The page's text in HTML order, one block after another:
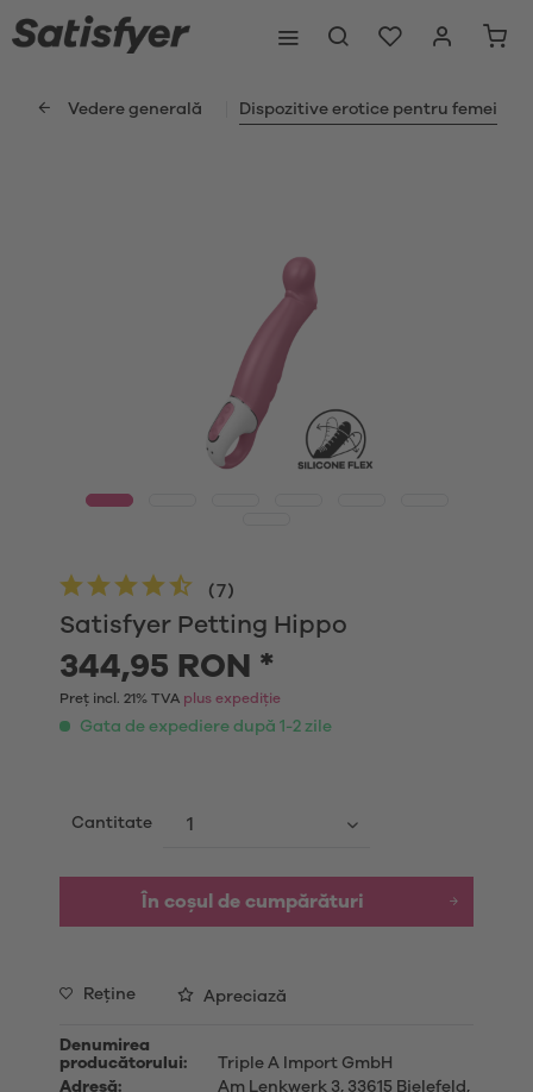
Vedere generală Dispozitive erotice pentru femei
Satisfyer Petting Hippo
(7)
344,95 RON *
Preț incl. 21% TVA plus expediție
Gata de expediere după 1-2 zile
Cantitate
În coșul de cumpărături
Reţine Apreciază
Denumirea
producătorului:
Triple A Import GmbH
Adresă:
Am Lenkwerk 3, 33615 Bielefeld,